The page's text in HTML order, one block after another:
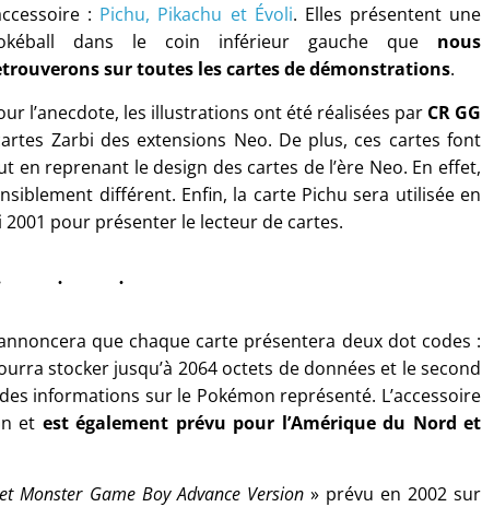
: Pichu, Pikachu et Évoli. Elles présentent une
dans le coin inférieur gauche que nous
sur toutes les cartes de démonstrations.
l’anecdote, les illustrations ont été réalisées par CR GG
Zarbi des extensions Neo. De plus, ces cartes font
reprenant le design des cartes de l’ère Neo. En effet,
différent. Enfin, la carte Pichu sera utilisée en
2001 pour présenter le lecteur de cartes.
que chaque carte présentera deux dot codes :
stocker jusqu’à 2064 octets de données et le second
informations sur le Pokémon représenté. L’accessoire
et est également prévu pour l’Amérique du Nord et
Monster Game Boy Advance Version» prévu en 2002 sur